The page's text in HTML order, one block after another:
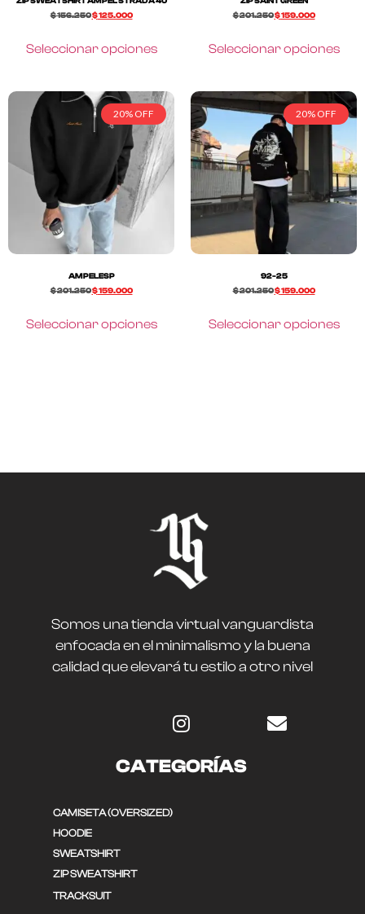
$156.250$125.000
Seleccionar opciones
$201.250$159.000
Seleccionar opciones
20% OFF
AMPELESP
$201.250$159.000
Seleccionar opciones
20% OFF
92-25
$201.250$159.000
Seleccionar opciones
Somos una tienda virtual vanguardista
enfocada en el minimalismo y la buena
calidad que elevará tu estilo a otro nivel
CATEGORÍAS
CAMISETA (OVERSIZED)
HOODIE
SWEATSHIRT
ZIP SWEATSHIRT
TRACKSUIT